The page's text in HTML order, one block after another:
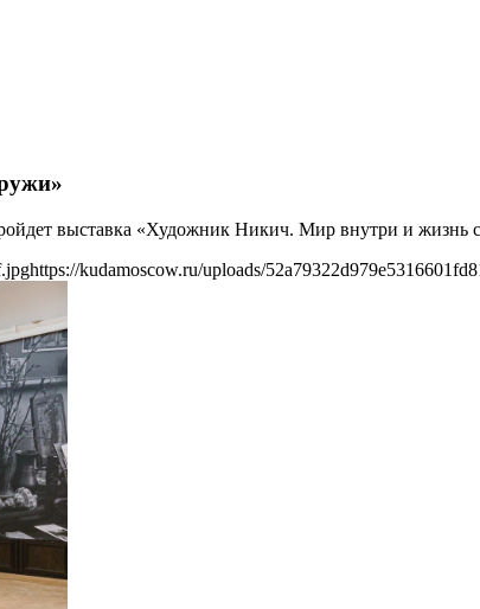
выставка «Художник Никич. Мир внутри и жизнь
https://kudamoscow.ru/uploads/